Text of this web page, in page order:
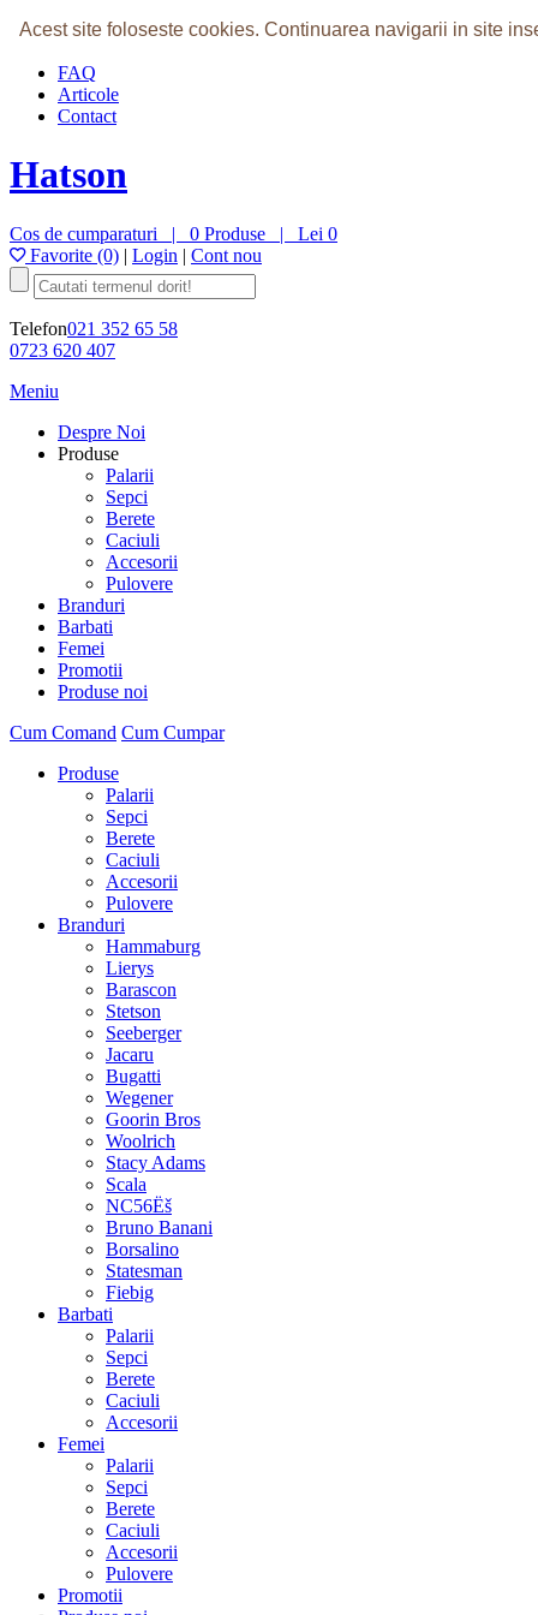
Acest site foloseste cookies. Continuarea navigarii in site
Home
FAQ
Articole
Contact
Hatson
Cos de cumparaturi | 0 Produse | Lei 0
Favorite (0) | Login | Cont nou
Telefon021 352 65 58
0723 620 407
Meniu
Despre Noi
Produse
Palarii
Sepci
Berete
Caciuli
Accesorii
Pulovere
Branduri
Barbati
Femei
Promotii
Produse noi
Cum Comand Cum Cumpar
Produse
Palarii
Sepci
Berete
Caciuli
Accesorii
Pulovere
Branduri
Hammaburg
Lierys
Barascon
Stetson
Seeberger
Jacaru
Bugatti
Wegener
Goorin Bros
Woolrich
Stacy Adams
Scala
NC56Ëš
Bruno Banani
Borsalino
Statesman
Fiebig
Barbati
Palarii
Sepci
Berete
Caciuli
Accesorii
Femei
Palarii
Sepci
Berete
Caciuli
Accesorii
Pulovere
Promotii